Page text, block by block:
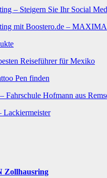
– Steigern Sie Ihr Social
mit Boostero.de –
Reiseführer für Mexiko
Pen finden
Fahrschule Hofmann aus
Lackiermeister
Zollhausring